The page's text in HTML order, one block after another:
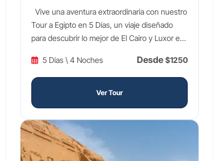
Vive una aventura extraordinaria con nuestro
Tour a Egipto en 5 Días, un viaje diseñado
para descubrir lo mejor de El Cairo y Luxor en
Explora las legendarias Pirámides de Guiza y
la enigmática Esfinge, sumérgete en los
tesoros milenarios del Gran Museo Egipcio.
Luego, volarás a Luxor, la ciudad de los
templos, donde visitarás el místico Valle de los
Reyes, el imponente Templo de Hatshepsut y
los colosales monumentos de Amenhotep III,
adentrándote en la grandeza del Antiguo
5 Días \ 4 Noches Desde $1250
Ver Tour